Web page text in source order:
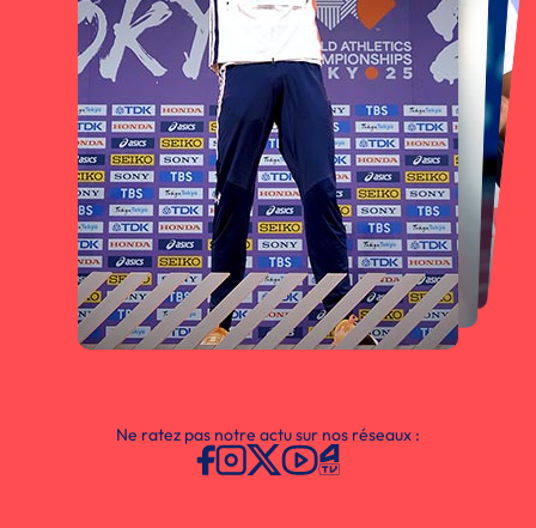
Ne ratez pas notre actu sur nos réseaux :